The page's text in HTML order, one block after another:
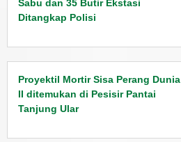
Sabu dan 35 Butir Ekstasi
Ditangkap Polisi
Proyektil Mortir Sisa Perang Dunia
II ditemukan di Pesisir Pantai
Tanjung Ular